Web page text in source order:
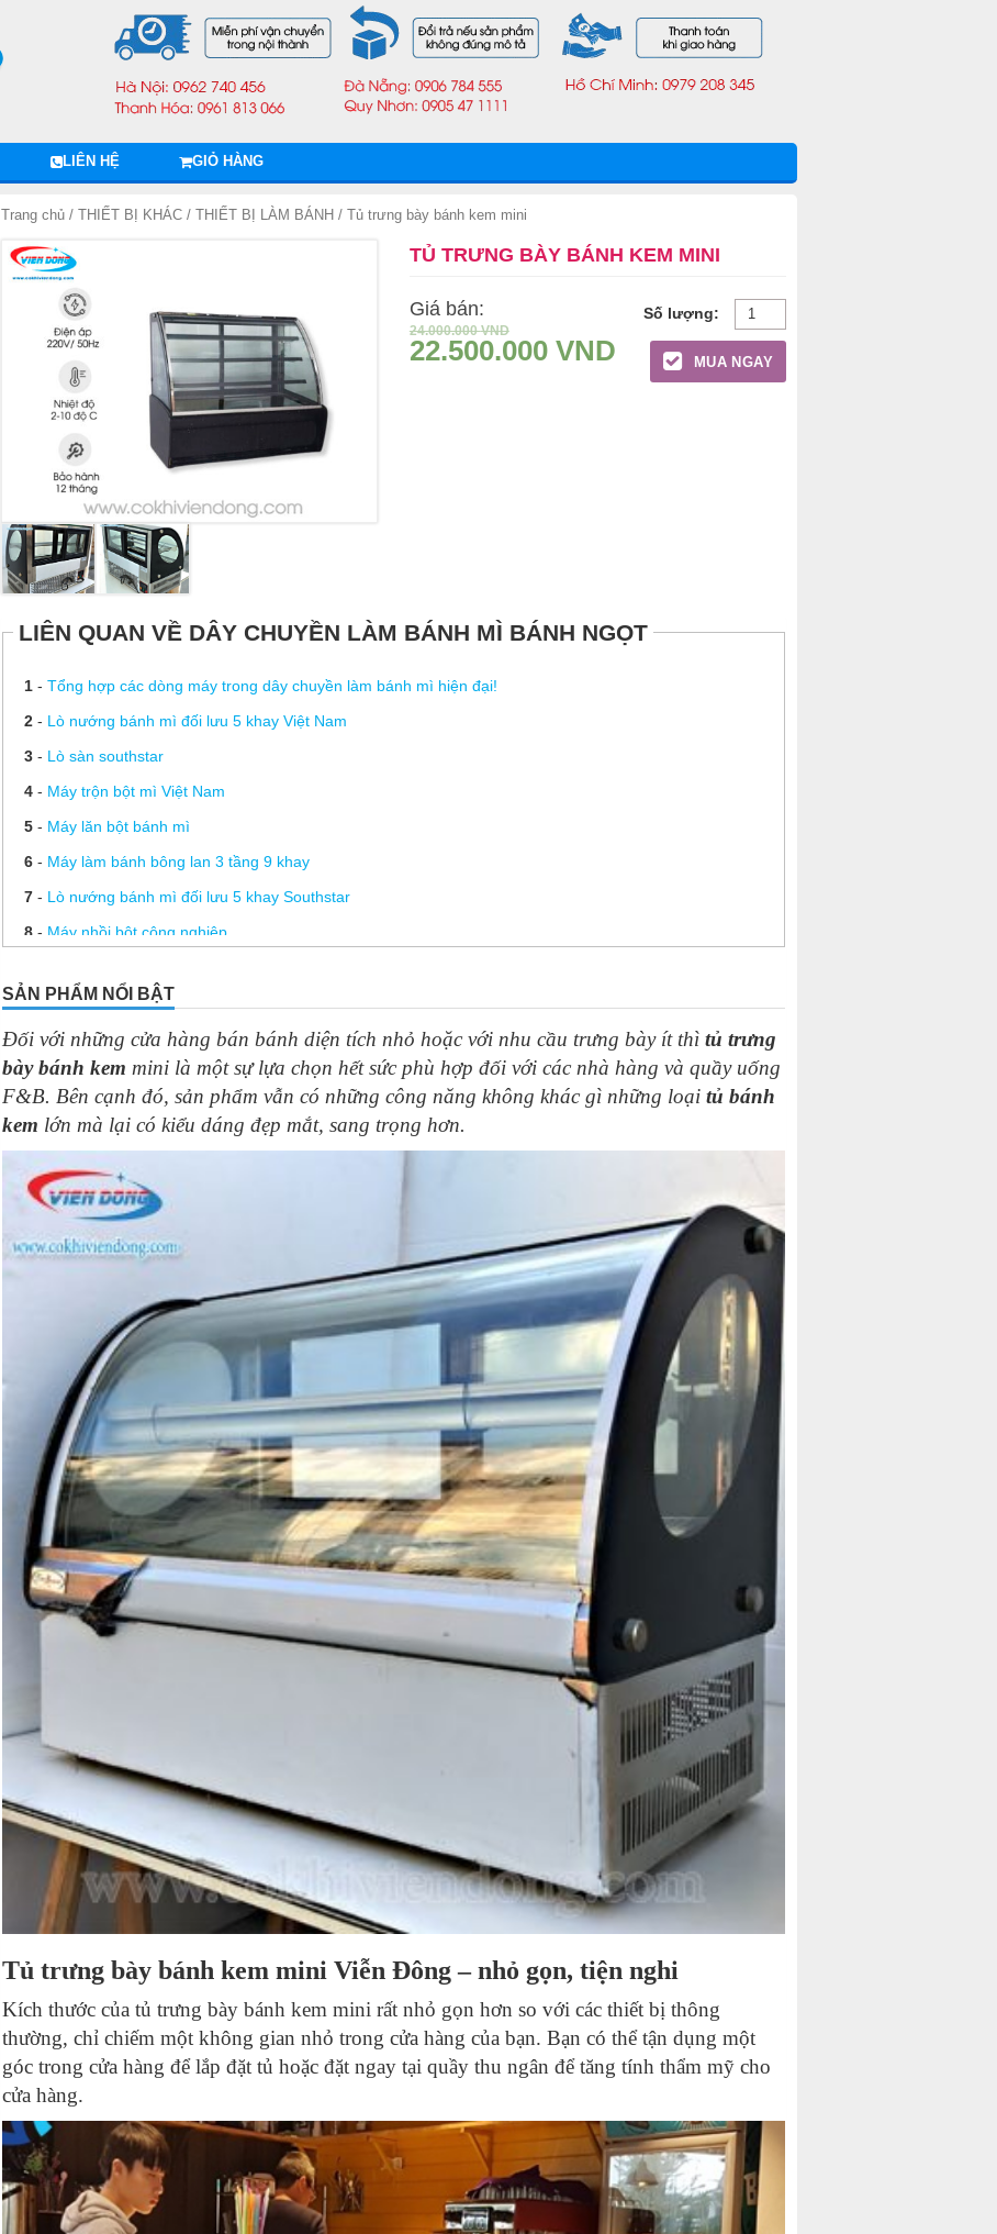
LIÊN HỆ GIỎ HÀNG
Trang chủ / THIẾT BỊ KHÁC / THIẾT BỊ LÀM BÁNH / Tủ trưng bày bánh kem mini
TỦ TRƯNG BÀY BÁNH KEM MINI
Giá bán:
24.000.000VND
22.500.000 VND MUA NGAY
LIÊN QUAN VỀ DÂY CHUYỀN LÀM BÁNH MÌ BÁNH NGỌT
1- Tổng hợp các dòng máy trong dây chuyền làm bánh mì hiện đại!
2- Lò nướng bánh mì đối lưu 5 khay Việt Nam
3- Lò sàn southstar
4- Máy trộn bột mì Việt Nam
5- Máy lăn bột bánh mì
6- Máy làm bánh bông lan 3 tầng 9 khay
7- Lò nướng bánh mì đối lưu 5 khay Southstar
8- Máy nhồi bột công nghiệp
10 -Máy hàn túi ni lông F700
SẢN PHẨM NỔI BẬT
Đối với những cửa hàng bán bánh diện tích nhỏ hoặc với nhu cầu trưng bày ít thì tủ trưng
bày bánh kem mini là một sự lựa chọn hết sức phù hợp đối với các nhà hàng và quầy uống
F&B. Bên cạnh đó, sản phẩm vẫn có những công năng không khác gì những loại tủ bánh
kem lớn mà lại có kiểu dáng đẹp mắt, sang trọng hơn.
Tủ trưng bày bánh kem mini Viễn Đông – nhỏ gọn, tiện nghi
Kích thước của tủ trưng bày bánh kem mini rất nhỏ gọn hơn so với các thiết bị thông
thường, chỉ chiếm một không gian nhỏ trong cửa hàng của bạn. Bạn có thể tận dụng một
góc trong cửa hàng để lắp đặt tủ hoặc đặt ngay tại quầy thu ngân để tăng tính thẩm mỹ cho
cửa hàng.